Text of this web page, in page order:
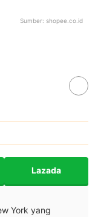
Sumber: shopee.co.id
Lazada
York yang